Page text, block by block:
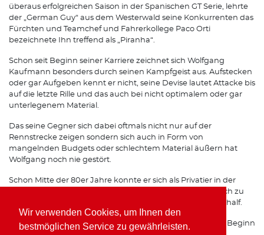
Wir verwenden Cookies, um Ihnen den
bestmöglichen Service zu gewährleisten.
überaus erfolgreichen Saison in der Spanischen GT Serie, lehrte
der „German Guy“ aus dem Westerwald seine Konkurrenten das
Fürchten und Teamchef und Fahrerkollege Paco Orti
bezeichnete Ihn treffend als „Piranha“.
Schon seit Beginn seiner Karriere zeichnet sich Wolfgang
Kaufmann besonders durch seinen Kampfgeist aus. Aufstecken
oder gar Aufgeben kennt er nicht, seine Devise lautet Attacke bis
auf die letzte Rille und das auch bei nicht optimalem oder gar
unterlegenem Material.
Das seine Gegner sich dabei oftmals nicht nur auf der
Rennstrecke zeigen sondern sich auch in Form von
mangelnden Budgets oder schlechtem Material äußern hat
Wolfgang noch nie gestört.
Schon Mitte der 80er Jahre konnte er sich als Privatier in der
Formel 3 gehörigen Respekt einfahren, was Ihm schließlich zu
einem Opel Werksvertrag im Team von Horst Schübel verhalf.
Spätestens seit seinen Erfolgen mit Freisinger Porsche zu Beginn